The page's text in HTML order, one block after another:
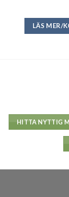
LÄS MER/
HITTA NYTTIG